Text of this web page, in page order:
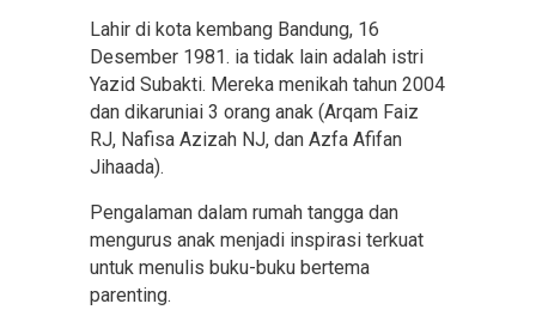
Lahir di kota kembang Bandung, 16
Desember 1981. ia tidak lain adalah istri
Yazid Subakti. Mereka menikah tahun 2004
dan dikaruniai 3 orang anak (Arqam Faiz
RJ, Nafisa Azizah NJ, dan Azfa Afifan
Jihaada).
Pengalaman dalam rumah tangga dan
mengurus anak menjadi inspirasi terkuat
untuk menulis buku-buku bertema
parenting.